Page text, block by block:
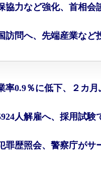
協力など強化、首相会
訪問へ、先端産業など
率0.9％に低下、２カ
人解雇へ、採用試験
罪歴照会、警察庁がサ